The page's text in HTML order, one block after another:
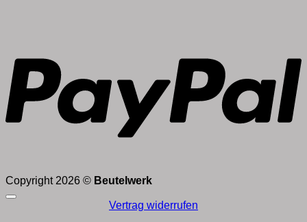
Copyright 2026 © Beutelwerk
Vertrag widerrufen